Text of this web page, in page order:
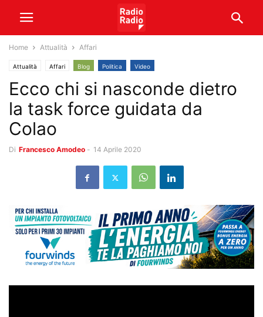
Home Attualità Affari
Attualità Affari Blog Politica Video
Ecco chi si nasconde dietro
la task force guidata da
Colao
Di Francesco Amodeo - 14 Aprile 2020